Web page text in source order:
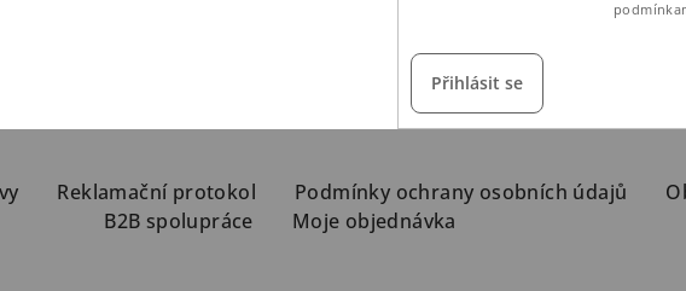
Přihlásit se
Reklamační protokol Podmínky ochrany osobních údajů
B2B spolupráce
Moje objednávka